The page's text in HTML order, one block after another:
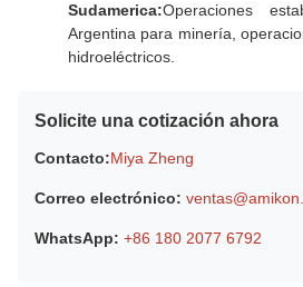
Sudamerica:Operaciones
Argentina para minería,
hidroeléctricos.
Solicite una cotización ahora
Contacto:Miya Zheng
Correo electrónico:
WhatsApp: +86 180 2077 6792